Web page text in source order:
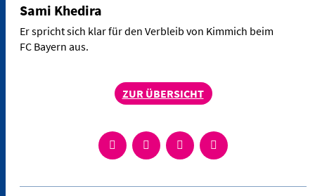
Sami Khedira
Er spricht sich klar für den Verbleib von Kimmich beim
FC Bayern aus.
ZUR ÜBERSICHT